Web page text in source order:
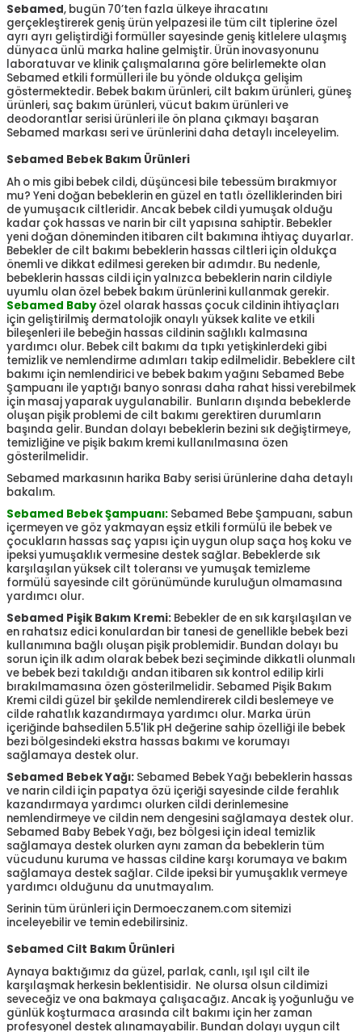
Sebamed, bugün 70’ten fazla ülkeye ihracatını
gerçekleştirerek geniş ürün yelpazesi ile tüm cilt tiplerine özel
ayrı ayrı geliştirdiği formüller sayesinde geniş kitlelere ulaşmış
dünyaca ünlü marka haline gelmiştir. Ürün inovasyonunu
laboratuvar ve klinik çalışmalarına göre belirlemekte olan
Sebamed etkili formülleri ile bu yönde oldukça gelişim
göstermektedir. Bebek bakım ürünleri, cilt bakım ürünleri, güneş
ürünleri, saç bakım ürünleri, vücut bakım ürünleri ve
deodorantlar serisi ürünleri ile ön plana çıkmayı başaran
Sebamed markası seri ve ürünlerini daha detaylı inceleyelim.
Sebamed Bebek Bakım Ürünleri
Ah o mis gibi bebek cildi, düşüncesi bile tebessüm bırakmıyor
mu? Yeni doğan bebeklerin en güzel en tatlı özelliklerinden biri
de yumuşacık ciltleridir. Ancak bebek cildi yumuşak olduğu
kadar çok hassas ve narin bir cilt yapısına sahiptir. Bebekler
yeni doğan döneminden itibaren cilt bakımına ihtiyaç duyarlar.
Bebekler de cilt bakımı bebeklerin hassas ciltleri için oldukça
önemli ve dikkat edilmesi gereken bir adımdır. Bu nedenle,
bebeklerin hassas cildi için yalnızca bebeklerin narin cildiyle
uyumlu olan özel bebek bakım ürünlerini kullanmak gerekir.
Sebamed Babyözel olarak hassas çocuk cildinin ihtiyaçları
için geliştirilmiş dermatolojik onaylı yüksek kalite ve etkili
bileşenleri ile bebeğin hassas cildinin sağlıklı kalmasına
yardımcı olur. Bebek cilt bakımı da tıpkı yetişkinlerdeki gibi
temizlik ve nemlendirme adımları takip edilmelidir. Bebeklere cilt
bakımı için nemlendirici ve bebek bakım yağını Sebamed Bebe
Şampuanı ile yaptığı banyo sonrası daha rahat hissi verebilmek
için masaj yaparak uygulanabilir. Bunların dışında bebeklerde
oluşan pişik problemi de cilt bakımı gerektiren durumların
başında gelir. Bundan dolayı bebeklerin bezini sık değiştirmeye,
temizliğine ve pişik bakım kremi kullanılmasına özen
gösterilmelidir.
Sebamed markasının harika Baby serisi ürünlerine daha detaylı
bakalım.
Sebamed Bebek Şampuanı: Sebamed Bebe Şampuanı, sabun
içermeyen ve göz yakmayan eşsiz etkili formülü ile bebek ve
çocukların hassas saç yapısı için uygun olup saça hoş koku ve
ipeksi yumuşaklık vermesine destek sağlar. Bebeklerde sık
karşılaşılan yüksek cilt toleransı ve yumuşak temizleme
formülü sayesinde cilt görünümünde kuruluğun olmamasına
yardımcı olur.
Sebamed Pişik Bakım Kremi: Bebekler de en sık karşılaşılan ve
en rahatsız edici konulardan bir tanesi de genellikle bebek bezi
kullanımına bağlı oluşan pişik problemidir. Bundan dolayı bu
sorun için ilk adım olarak bebek bezi seçiminde dikkatli olunmalı
ve bebek bezi takıldığı andan itibaren sık kontrol edilip kirli
bırakılmamasına özen gösterilmelidir. Sebamed Pişik Bakım
Kremi cildi güzel bir şekilde nemlendirerek cildi beslemeye ve
cilde rahatlık kazandırmaya yardımcı olur. Marka ürün
içeriğinde bahsedilen 5.5'lik pH değerine sahip özelliği ile bebek
bezi bölgesindeki ekstra hassas bakımı ve korumayı
sağlamaya destek olur.
Sebamed Bebek Yağı: Sebamed Bebek Yağı bebeklerin hassas
ve narin cildi için papatya özü içeriği sayesinde cilde ferahlık
kazandırmaya yardımcı olurken cildi derinlemesine
nemlendirmeye ve cildin nem dengesini sağlamaya destek olur.
Sebamed Baby Bebek Yağı, bez bölgesi için ideal temizlik
sağlamaya destek olurken aynı zaman da bebeklerin tüm
vücudunu kuruma ve hassas cildine karşı korumaya ve bakım
sağlamaya destek sağlar. Cilde ipeksi bir yumuşaklık vermeye
yardımcı olduğunu da unutmayalım.
Serinin tüm ürünleri için Dermoeczanem.com sitemizi
inceleyebilir ve temin edebilirsiniz.
Sebamed Cilt Bakım Ürünleri
Aynaya baktığımız da güzel, parlak, canlı, ışıl ışıl cilt ile
karşılaşmak herkesin beklentisidir. Ne olursa olsun cildimizi
seveceğiz ve ona bakmaya çalışacağız. Ancak iş yoğunluğu ve
günlük koşturmaca arasında cilt bakımı için her zaman
profesyonel destek alınamayabilir. Bundan dolayı uygun cilt